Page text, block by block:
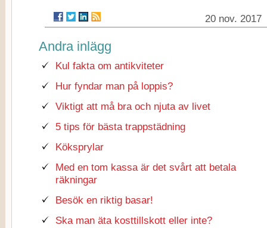
20 nov. 2017
Andra inlägg
Kul fakta om antikviteter
Hur fyndar man på loppis?
Viktigt att må bra och njuta av livet
5 tips för bästa trappstädning
Köksprylar
Med en tom kassa är det svårt att betala
räkningar
Besök en riktig basar!
Ska man äta kosttillskott eller inte?